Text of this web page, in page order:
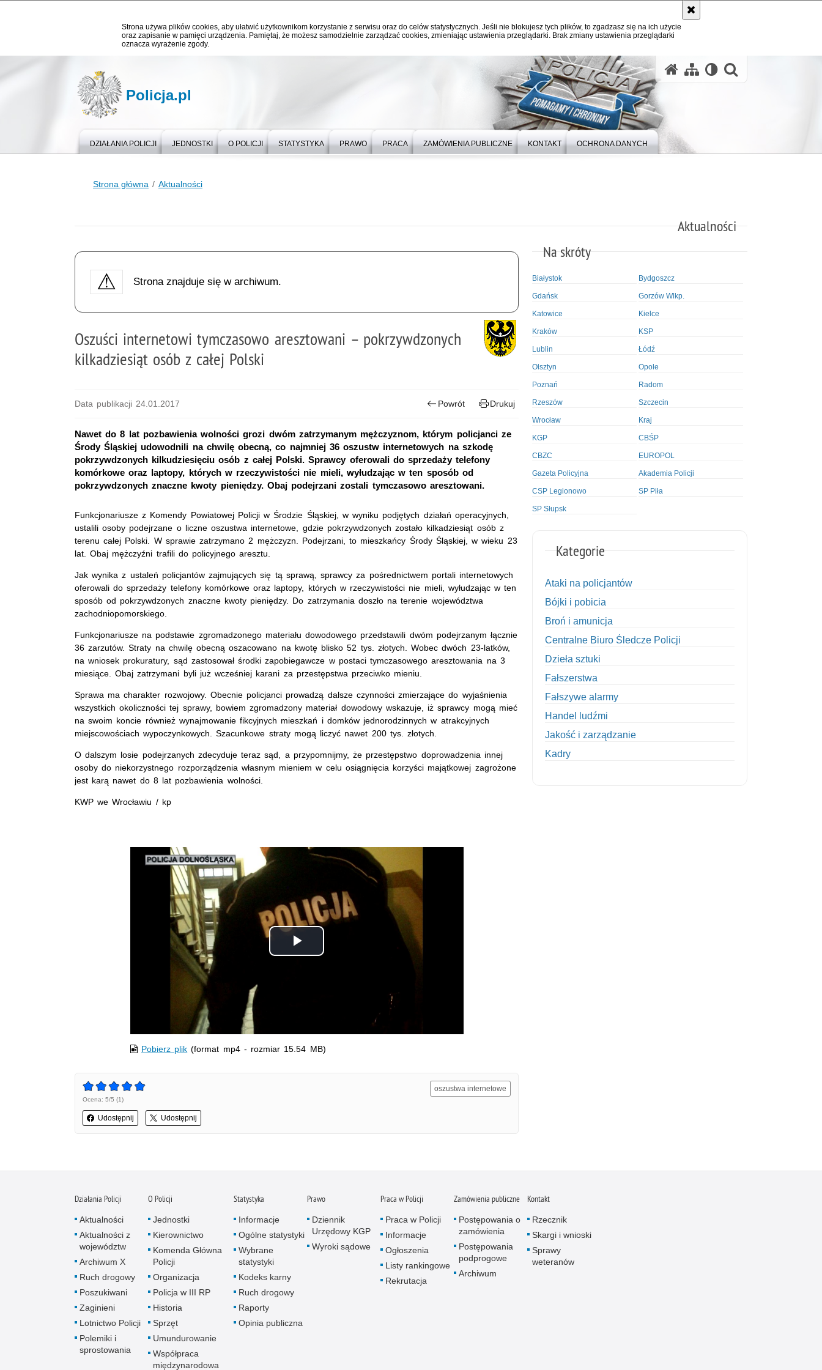
Strona używa plików cookies, aby ułatwić użytkownikom korzystanie z serwisu oraz do celów statystycznych. Jeśli nie blokujesz tych plików, to zgadzasz się na ich użycie
oraz zapisanie w pamięci urządzenia. Pamiętaj, że możesz samodzielnie zarządzać cookies, zmieniając ustawienia przeglądarki. Brak zmiany ustawienia przeglądarki
oznacza wyrażenie zgody.
Policja.pl
DZIAŁANIA POLICJI JEDNOSTKI O POLICJI STATYSTYKA PRAWO PRACA ZAMÓWIENIA PUBLICZNE KONTAKT OCHRONA DANYCH
Strona główna Aktualności
Aktualności
Strona znajduje się w archiwum.
Oszuści internetowi tymczasowo aresztowani – pokrzywdzonych
kilkadziesiąt osób z całej Polski
Data publikacji 24.01.2017 Powrót Drukuj
Nawet do 8 lat pozbawienia wolności grozi dwóm zatrzymanym mężczyznom, którym policjanci ze
Środy Śląskiej udowodnili na chwilę obecną, co najmniej 36 oszustw internetowych na szkodę
pokrzywdzonych kilkudziesięciu osób z całej Polski. Sprawcy oferowali do sprzedaży telefony
komórkowe oraz laptopy, których w rzeczywistości nie mieli, wyłudzając w ten sposób od
pokrzywdzonych znaczne kwoty pieniędzy. Obaj podejrzani zostali tymczasowo aresztowani.
Funkcjonariusze z Komendy Powiatowej Policji w Środzie Śląskiej, w wyniku podjętych działań operacyjnych,
ustalili osoby podejrzane o liczne oszustwa internetowe, gdzie pokrzywdzonych zostało kilkadziesiąt osób z
terenu całej Polski. W sprawie zatrzymano 2 mężczyzn. Podejrzani, to mieszkańcy Środy Śląskiej, w wieku 23
lat. Obaj mężczyźni trafili do policyjnego aresztu.
Jak wynika z ustaleń policjantów zajmujących się tą sprawą, sprawcy za pośrednictwem portali internetowych
oferowali do sprzedaży telefony komórkowe oraz laptopy, których w rzeczywistości nie mieli, wyłudzając w ten
sposób od pokrzywdzonych znaczne kwoty pieniędzy. Do zatrzymania doszło na terenie województwa
zachodniopomorskiego.
Funkcjonariusze na podstawie zgromadzonego materiału dowodowego przedstawili dwóm podejrzanym łącznie
36 zarzutów. Straty na chwilę obecną oszacowano na kwotę blisko 52 tys. złotych. Wobec dwóch 23-latków,
na wniosek prokuratury, sąd zastosował środki zapobiegawcze w postaci tymczasowego aresztowania na 3
miesiące. Obaj zatrzymani byli już wcześniej karani za przestępstwa przeciwko mieniu.
Sprawa ma charakter rozwojowy. Obecnie policjanci prowadzą dalsze czynności zmierzające do wyjaśnienia
wszystkich okoliczności tej sprawy, bowiem zgromadzony materiał dowodowy wskazuje, iż sprawcy mogą mieć
na swoim koncie również wynajmowanie fikcyjnych mieszkań i domków jednorodzinnych w atrakcyjnych
miejscowościach wypoczynkowych. Szacunkowe straty mogą liczyć nawet 200 tys. złotych.
O dalszym losie podejrzanych zdecyduje teraz sąd, a przypomnijmy, że przestępstwo doprowadzenia innej
osoby do niekorzystnego rozporządzenia własnym mieniem w celu osiągnięcia korzyści majątkowej zagrożone
jest karą nawet do 8 lat pozbawienia wolności.
KWP we Wrocławiu / kp
Odtwórz
Pobierz plik (format mp4 - rozmiar 15.54 MB)
Ocena: 5/5 (1)
Udostępnij Udostępnij
oszustwa internetowe
Na skróty
Białystok Bydgoszcz
Gdańsk Gorzów Wlkp.
Katowice Kielce
Kraków KSP
Lublin Łódź
Olsztyn Opole
Poznań Radom
Rzeszów Szczecin
Wrocław Kraj
KGP CBŚP
CBZC EUROPOL
Gazeta Policyjna Akademia Policji
CSP Legionowo SP Piła
SP Słupsk
Kategorie
Ataki na policjantów
Bójki i pobicia
Broń i amunicja
Centralne Biuro Śledcze Policji
Dzieła sztuki
Fałszerstwa
Fałszywe alarmy
Handel ludźmi
Jakość i zarządzanie
Kadry
Polemiki i sprostowania
Policja inaczej
Działania Policji
Aktualności
Aktualności z
województw
Archiwum X
Ruch drogowy
Poszukiwani
Zaginieni
Lotnictwo Policji
Polemiki i
sprostowania
O Policji
Jednostki
Kierownictwo
Komenda Główna
Policji
Organizacja
Policja w III RP
Historia
Sprzęt
Umundurowanie
Współpraca
międzynarodowa
Statystyka
Informacje
Ogólne statystyki
Wybrane
statystyki
Kodeks karny
Ruch drogowy
Raporty
Opinia publiczna
Prawo
Dziennik
Urzędowy KGP
Wyroki sądowe
Praca w Policji
Praca w Policji
Informacje
Ogłoszenia
Listy rankingowe
Rekrutacja
Zamówienia publiczne
Postępowania o
zamówienia
Postępowania
podprogowe
Archiwum
Kontakt
Rzecznik
Skargi i wnioski
Sprawy
weteranów